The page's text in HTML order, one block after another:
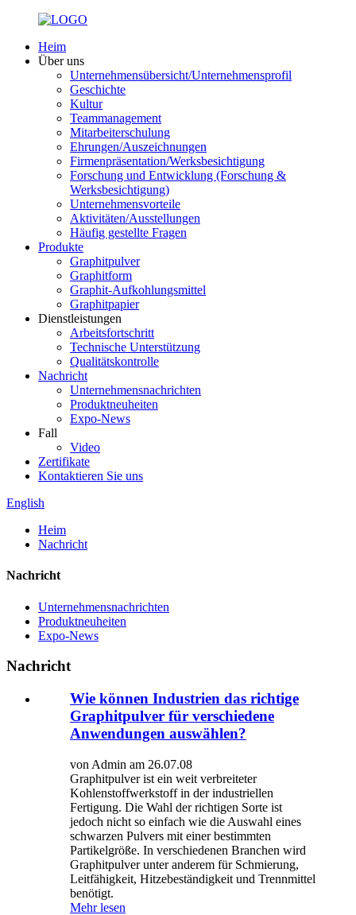
Heim
Über uns
Unternehmensübersicht/Unternehmensprofil
Geschichte
Kultur
Teammanagement
Mitarbeiterschulung
Ehrungen/Auszeichnungen
Firmenpräsentation/Werksbesichtigung
Forschung und Entwicklung (Forschung &
Werksbesichtigung)
Unternehmensvorteile
Aktivitäten/Ausstellungen
Häufig gestellte Fragen
Produkte
Graphitpulver
Graphitform
Graphit-Aufkohlungsmittel
Graphitpapier
Dienstleistungen
Arbeitsfortschritt
Technische Unterstützung
Qualitätskontrolle
Nachricht
Unternehmensnachrichten
Produktneuheiten
Expo-News
Fall
Video
Zertifikate
Kontaktieren Sie uns
English
Heim
Nachricht
Nachricht
Unternehmensnachrichten
Produktneuheiten
Expo-News
Nachricht
Wie können Industrien das richtige
Graphitpulver für verschiedene
Anwendungen auswählen?
von Admin am 26.07.08
Graphitpulver ist ein weit verbreiteter
Kohlenstoffwerkstoff in der industriellen
Fertigung. Die Wahl der richtigen Sorte ist
jedoch nicht so einfach wie die Auswahl eines
schwarzen Pulvers mit einer bestimmten
Partikelgröße. In verschiedenen Branchen wird
Graphitpulver unter anderem für Schmierung,
Leitfähigkeit, Hitzebeständigkeit und Trennmittel
benötigt.
Mehr lesen